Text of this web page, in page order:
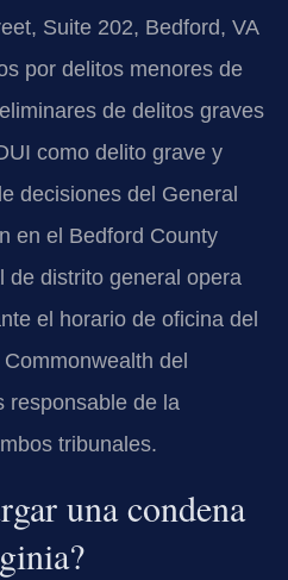
Suite 202, Bedford, VA
por delitos menores de
de delitos graves
como delito grave y
decisiones del General
en el Bedford County
de distrito general opera
el horario de oficina del
del
responsable de la
tribunales.
una condena